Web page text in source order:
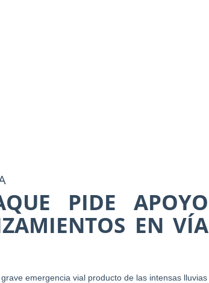
PIDE APOYO
EN VÍA
emergencia vial producto de las intensas lluvias